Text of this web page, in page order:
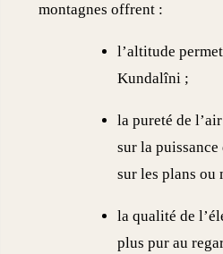
montagnes offrent :
l’altitude
Kundalîni ;
la pureté de
sur la
sur les plans ou
la qualité de
plus pur au